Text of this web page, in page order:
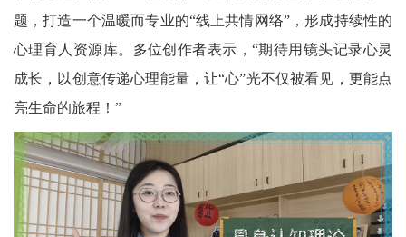
题，打造一个温暖而专业的“线上共情网络”，形成持续性的
心理育人资源库。多位创作者表示，“期待用镜头记录心灵
成长，以创意传递心理能量，让“心”光不仅被看见，更能点
亮生命的旅程！”